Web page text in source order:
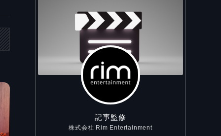
記事監修
株式会社 Rim Entertainment